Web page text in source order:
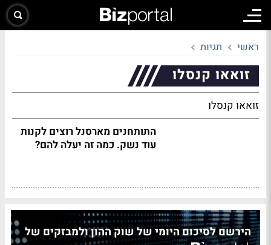
ראשי תגיות
זואאו קנסלו
זואאו קנסלו
התותחנים מארסנל רוצים לקנות
עוד נשק. כמה זה יעלה להם?
הירשם לסיכום היומי של שוק ההון ולמבזקים של